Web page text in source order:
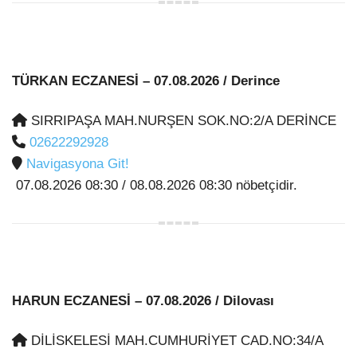
TÜRKAN ECZANESİ – 07.08.2026 / Derince
SIRRIPAŞA MAH.NURŞEN SOK.NO:2/A DERİNCE
02622292928
Navigasyona Git!
07.08.2026 08:30 / 08.08.2026 08:30 nöbetçidir.
HARUN ECZANESİ – 07.08.2026 / Dilovası
DİLİSKELESİ MAH.CUMHURİYET CAD.NO:34/A